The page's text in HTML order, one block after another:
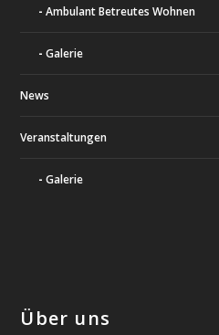
Ambulant Betreutes Wohnen
Galerie
News
Veranstaltungen
Galerie
Über uns